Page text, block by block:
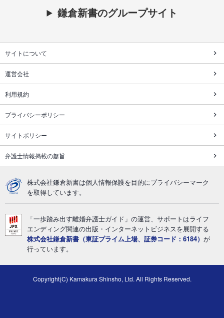
鎌倉新書のグループサイト
サイトについて
運営会社
利用規約
プライバシーポリシー
サイトポリシー
弁護士情報掲載の趣旨
株式会社鎌倉新書は個人情報保護を目的にプライバシーマーク
を取得しています。
「一歩踏み出す離婚弁護士ガイド」の運営、サポートはライフ
エンディング関連の出版・インターネットビジネスを展開する
株式会社鎌倉新書（東証プライム上場、証券コード：6184） が
行っています。
Copyright(C) Kamakura Shinsho, Ltd. All Rights Reserved.